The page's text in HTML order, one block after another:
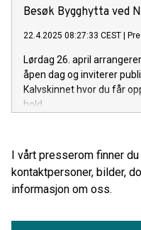
på og utvikle
til å lede den statlige
mot tusenårsjubileet i
Besøk Bygghytta ved
22.4.2025 08:27:33 CEST
Lørdag 26. april
åpen dag og inviterer
Kalvskinnet hvor du får
hold.
I vårt presserom finner
kontaktpersoner, bilder,
informasjon om oss.